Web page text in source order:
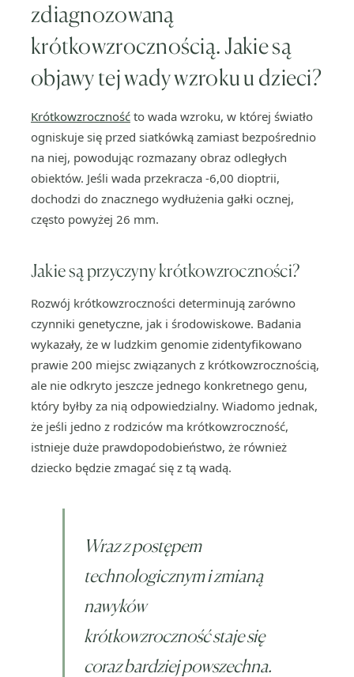
zdiagnozowaną
krótkowzrocznością. Jakie są
objawy tej wady wzroku u dzieci?
Krótkowzroczność to wada wzroku, w której światło
ogniskuje się przed siatkówką zamiast bezpośrednio
na niej, powodując rozmazany obraz odległych
obiektów. Jeśli wada przekracza -6,00 dioptrii,
dochodzi do znacznego wydłużenia gałki ocznej,
często powyżej 26 mm.
Jakie są przyczyny krótkowzroczności?
Rozwój krótkowzroczności determinują zarówno
czynniki genetyczne, jak i środowiskowe. Badania
wykazały, że w ludzkim genomie zidentyfikowano
prawie 200 miejsc związanych z krótkowzrocznością,
ale nie odkryto jeszcze jednego konkretnego genu,
który byłby za nią odpowiedzialny. Wiadomo jednak,
że jeśli jedno z rodziców ma krótkowzroczność,
istnieje duże prawdopodobieństwo, że również
dziecko będzie zmagać się z tą wadą.
Wraz z postępem
technologicznym i zmianą
nawyków
krótkowzroczność staje się
coraz bardziej powszechna.